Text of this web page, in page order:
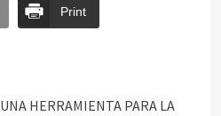
Print
HERRAMIENTA PARA LA